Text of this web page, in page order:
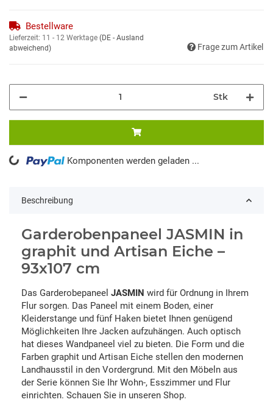
Bestellware
Lieferzeit: 11 - 12 Werktage (DE - Ausland
abweichend)
Frage zum Artikel
Stk
Komponenten werden geladen ...
Beschreibung
Garderobenpaneel JASMIN in
graphit und Artisan Eiche –
93x107 cm
Das Garderobepaneel JASMIN wird für Ordnung in Ihrem
Flur sorgen. Das Paneel mit einem Boden, einer
Kleiderstange und fünf Haken bietet Ihnen genügend
Möglichkeiten Ihre Jacken aufzuhängen. Auch optisch
hat dieses Wandpaneel viel zu bieten. Die Form und die
Farben graphit und Artisan Eiche stellen den modernen
Landhausstil in den Vordergrund. Mit den Möbeln aus
der Serie können Sie Ihr Wohn-, Esszimmer und Flur
einrichten. Schauen Sie in unseren Shop.